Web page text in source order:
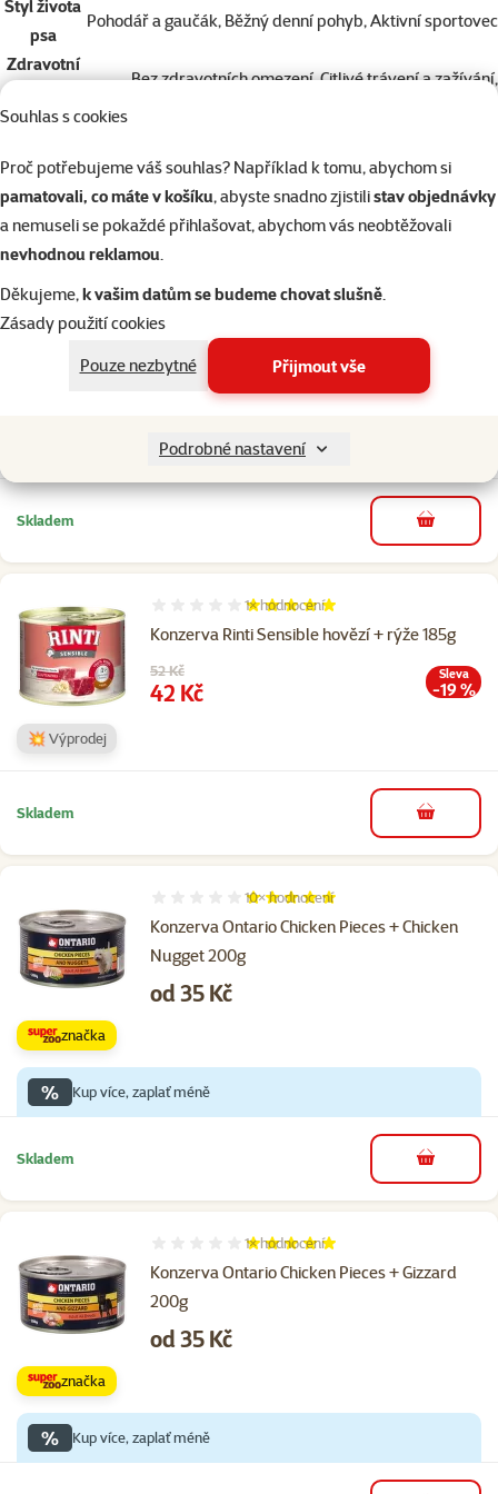
Souhlas s cookies
Proč potřebujeme váš souhlas? Například k tomu, abychom si
pamatovali, co máte v košíku, abyste snadno zjistilistav objednávky
a nemuseli se pokaždé přihlašovat, abychom vás neobtěžovali
nevhodnou reklamou.
Děkujeme,k vašim datům se budeme chovat slušně.
Zásady použití cookies
Pouze nezbytné
Přijmout vše
Podrobné nastavení
Styl života
psa
Pohodář a gaučák, Běžný denní pohyb, Aktivní sportovec
Zdravotní
psa
Bez zdravotních omezení, Citlivé trávení a zažívání,
Katalogové
číslo
6824-14009
EAN
8595174380086
Konzerva Rinti Sensible kuře + rýže 185g
Hodnocení 0%
Původní cena
52 Kč
42 Kč
Skladem do košíku
Konzerva Rinti Sensible hovězí + rýže 185g
Hodnocení 100%, počet hodnocení: 1
1×hodnocení
Původní cena
52 Kč
Cena
42 Kč
Sleva
-19 %
💥 Výprodej
Skladem do košíku
Konzerva Ontario Chicken Pieces + Chicken
Nugget 200g
Hodnocení 100%, počet hodnocení: 10
10×hodnocení
Cena
od 35 Kč
značka
% Kup více, zaplať méně
Skladem do košíku
Konzerva Ontario Chicken Pieces + Gizzard
200g
Hodnocení 100%, počet hodnocení: 1
1×hodnocení
Cena
od 35 Kč
značka
% Kup více, zaplať méně